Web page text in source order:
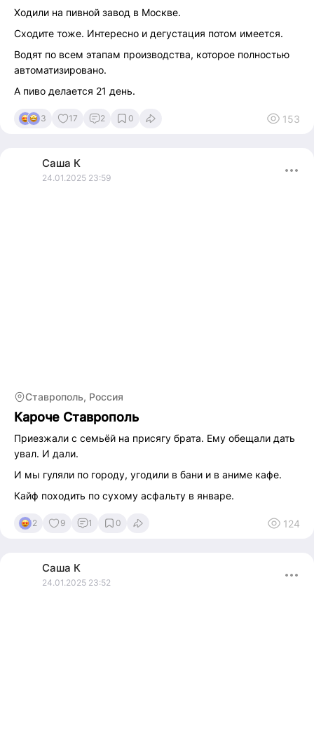
Ходили на пивной завод в Москве.
Сходите тоже. Интересно и дегустация потом имеется.
Водят по всем этапам производства, которое полностью
автоматизировано.
А пиво делается 21 день.
3 17 2 0 153
Саша К
24.01.2025 23:59
Ставрополь, Россия
Кароче Ставрополь
Приезжали с семьёй на присягу брата. Ему обещали дать
увал. И дали.
И мы гуляли по городу, угодили в бани и в аниме кафе.
Кайф походить по сухому асфальту в январе.
2 9 1 0 124
Саша К
24.01.2025 23:52